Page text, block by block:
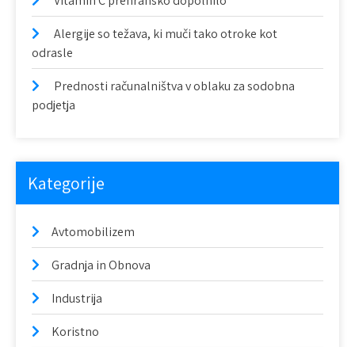
k
a
Alergije so težava, ki muči tako otroke kot
odrasle
Prednosti računalništva v oblaku za sodobna
podjetja
Kategorije
Avtomobilizem
Gradnja in Obnova
Industrija
Koristno